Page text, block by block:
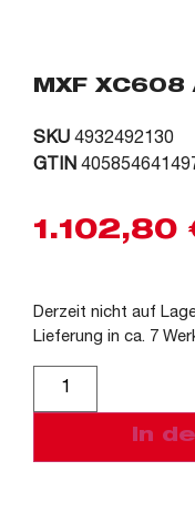
MXF XC608
SKU 4932492130
GTIN
1.102,80
Derzeit nicht auf
Lieferung in ca. 7
In